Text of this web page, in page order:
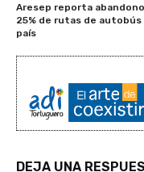
Aresep reporta
25% de rutas de autobús
país
DEJA UNA